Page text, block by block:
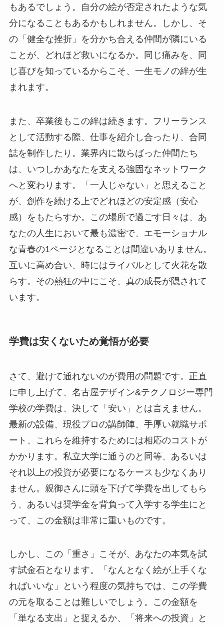
もあるでしょう。自分の絵が否定されたような気
分になることもあるかもしれません。しかし、そ
の「健全な挫折」を分かち合える仲間が隣にいる
ことが、どれほど救いになるか。同じ痛みを、同
じ喜びを知っているからこそ、一生モノの絆が生
まれます。
また、卒業後もこの絆は続きます。フリーランス
として活動する際、仕事を紹介し合ったり、合同
誌を制作したり。業界内に散らばった仲間たち
は、いつしかあなたを支える強固なネットワーク
へと変わります。「一人じゃない」と思えること
が、創作を続ける上でどれほどの安定感（安心
感）をもたらすか。この場所で過ごす日々は、あ
なたの人生において最も濃密で、エモーショナル
な青春の1ページとなることは間違いありません。
互いに高め合い、時にはライバルとして火花を散
らす。その熱狂の中にこそ、真の成長が隠されて
います。
学費は安くないため覚悟が必要
さて、避けて通れないのが費用の問題です。正直
に申し上げて、名古屋デザイン&テクノロジー専門
学校の学費は、決して「安い」とは言えません。
最新の設備、現役プロの講師陣、手厚い就職サポ
ート、これらを維持するためには相応のコストが
かかります。私立大学に通うのと同等、あるいは
それ以上の投資が必要になるケースも少なくあり
ません。親御さんに頭を下げて学費を出してもら
う、あるいは奨学金を背負って入学する学生にと
って、この金額は非常に重いものです。
しかし、この「重さ」こそが、あなたの本気を試
す試金石となります。「なんとなく絵が上手くな
ればいいな」という程度の気持ちでは、この学費
の元を取ることは難しいでしょう。この金額を
「単なる支出」と捉えるか、「将来への投資」と